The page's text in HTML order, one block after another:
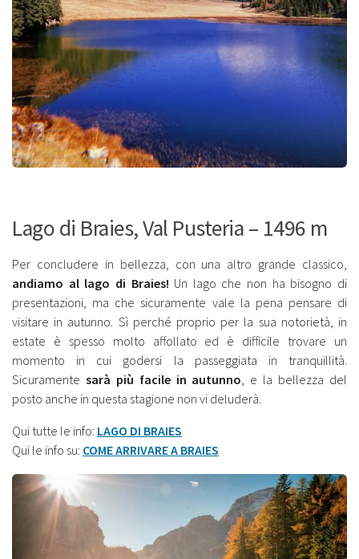
Lago di Braies, Val Pusteria – 1496 m
Per concludere in bellezza, con una altro grande classico,
andiamo al lago di Braies! Un lago che non ha bisogno di
presentazioni, ma che sicuramente vale la pena pensare di
visitare in autunno. Sì perché proprio per la sua notorietà, in
estate è spesso molto affollato ed è difficile trovare un
momento in cui godersi la passeggiata in tranquillità.
Sicuramente sarà più facile in autunno, e la bellezza del
posto anche in questa stagione non vi deluderà.
Qui tutte le info: LAGO DI BRAIES
Qui le info su: COME ARRIVARE A BRAIES